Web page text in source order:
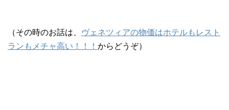
（その時のお話は、
ヴェネツィアの物価はホテルもレスト
ランもメチャ高い！！！ からどうぞ）